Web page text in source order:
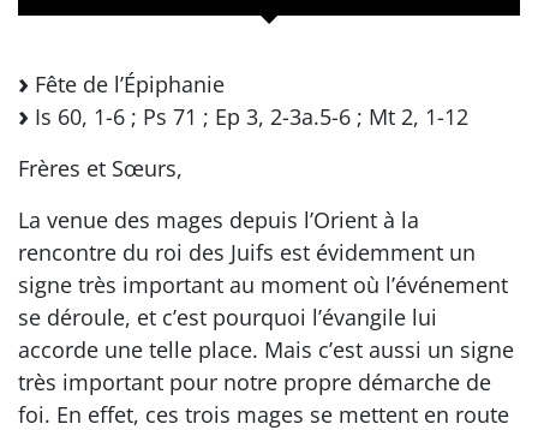
Fête de l’Épiphanie
Is 60, 1-6 ; Ps 71 ; Ep 3, 2-3a.5-6 ; Mt 2, 1-12
Frères et Sœurs,
La venue des mages depuis l’Orient à la
rencontre du roi des Juifs est évidemment un
signe très important au moment où l’événement
se déroule, et c’est pourquoi l’évangile lui
accorde une telle place. Mais c’est aussi un signe
très important pour notre propre démarche de
foi. En effet, ces trois mages se mettent en route